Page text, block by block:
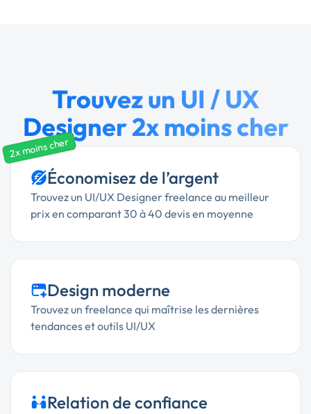
Trouvez un UI / UX
Designer 2x moins cher
2x moins cher
Économisez de l’argent
Trouvez un UI/UX Designer freelance au meilleur
prix en comparant 30 à 40 devis en moyenne
Design moderne
Trouvez un freelance qui maîtrise les dernières
tendances et outils UI/UX
Relation de confiance